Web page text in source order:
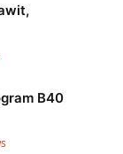
B40